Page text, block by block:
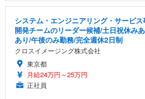
システム・エンジニアリング・サービ
開発チームのリーダー候補/土日祝休み
あり/午後のみ勤務/完全週休2日制
クロスイメージング株式会社
東京都
月給24万円～25万円
正社員